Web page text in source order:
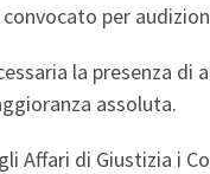
per
la presenza di
assoluta.
Affari di Giustizia i